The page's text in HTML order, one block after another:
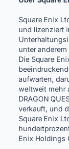
Square Enix
und lizenziert
unter anderem
Die Square
aufwarten,
weltweit mehr
DRAGON
verkauft, und
Square Enix
Enix Holdings